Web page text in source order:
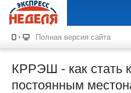
Полная версия сайта
КРРЭШ - как стать
постоянным